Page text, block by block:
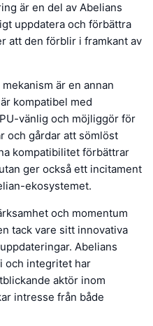
är en del av Abelians
uppdatera och förbättra
att den förblir i framkant av
är en annan
kompatibel med
vänlig och möjliggör för
och gårdar att sömlöst
kompatibilitet förbättrar
ger också ett incitament
ekosystemet.
och momentum
tack vare sitt innovativa
Abelians
och integritet har
aktör inom
intresse från både